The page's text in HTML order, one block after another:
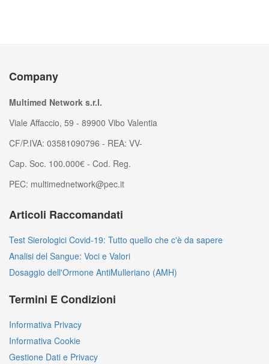
Company
Multimed Network s.r.l.
Viale Affaccio, 59 - 89900 Vibo Valentia
CF/P.IVA: 03581090796 - REA: VV-
Cap. Soc. 100.000€ - Cod. Reg.
PEC: multimednetwork@pec.it
Articoli Raccomandati
Test Sierologici Covid-19: Tutto quello che c'è da sapere
Analisi del Sangue: Voci e Valori
Dosaggio dell'Ormone AntiMulleriano (AMH)
Termini E Condizioni
Informativa Privacy
Informativa Cookie
Gestione Dati e Privacy